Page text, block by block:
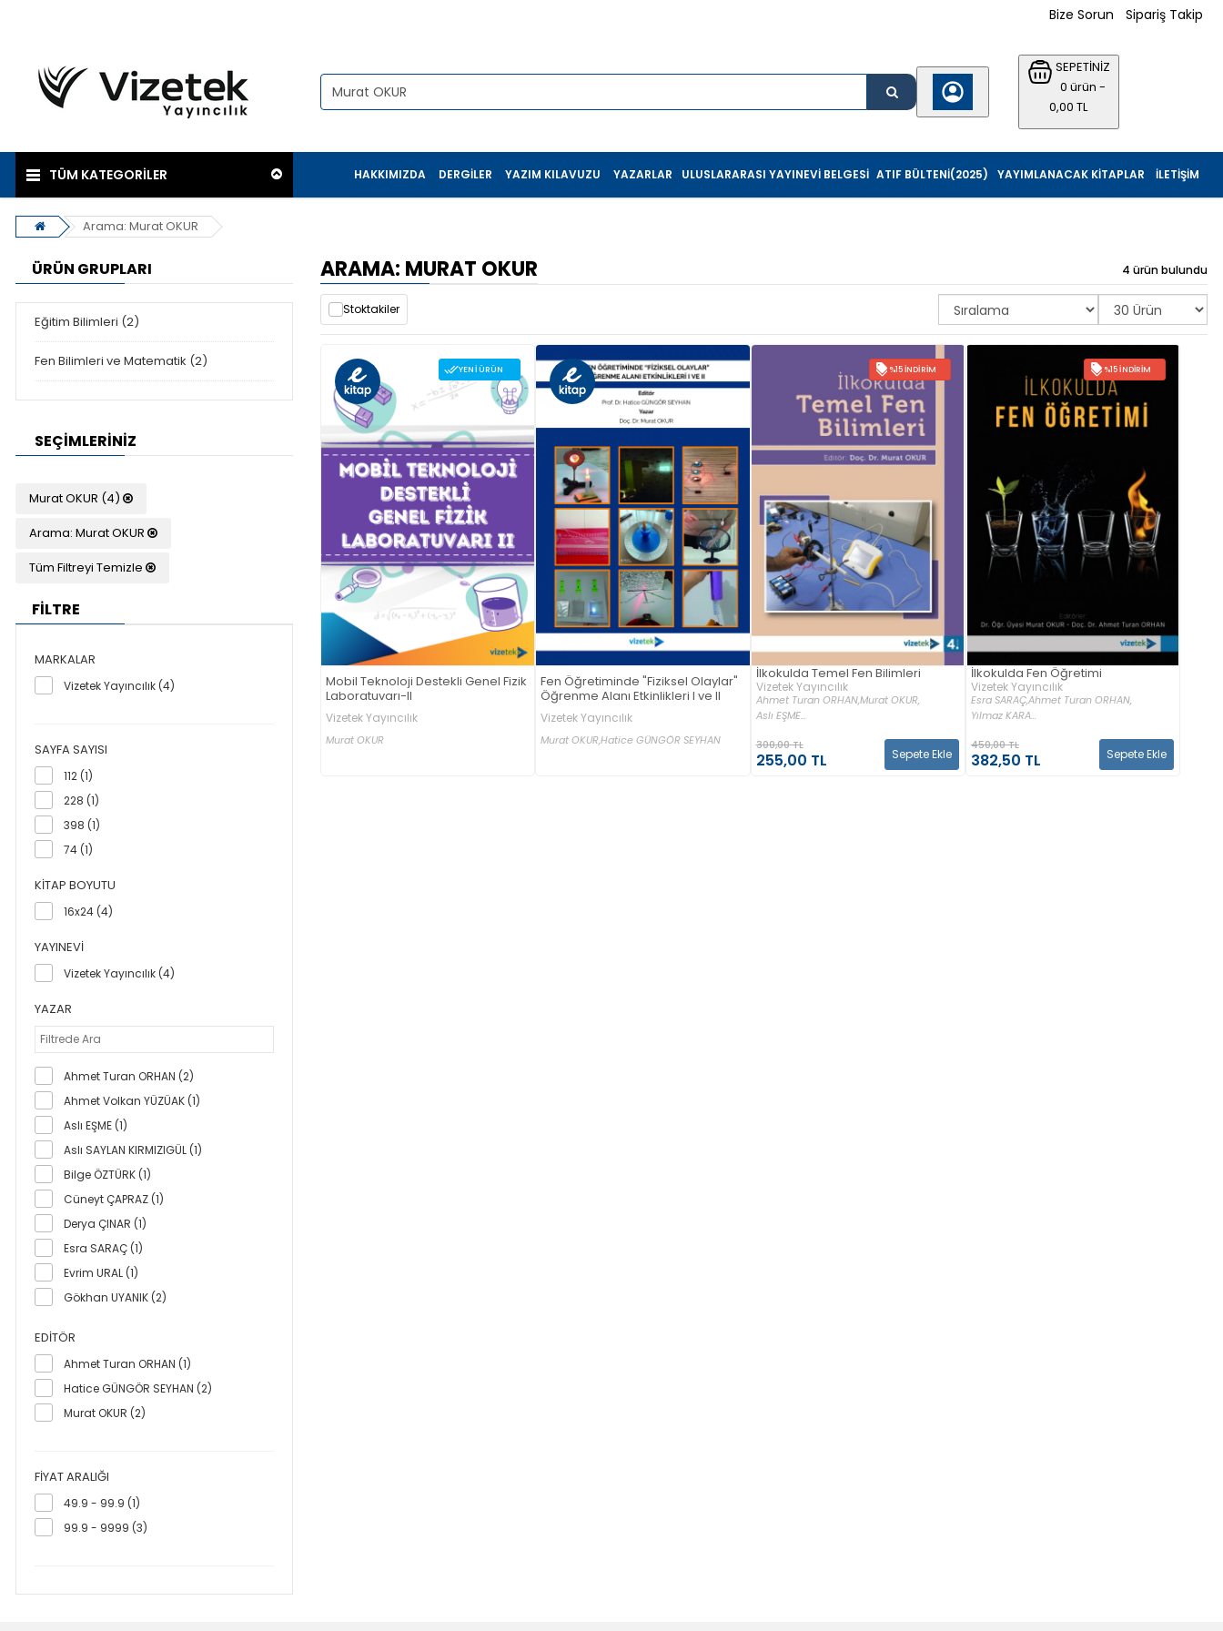
Bize Sorun Sipariş Takip
SEPETİNİZ
0 ürün -
0,00 TL
TÜM KATEGORİLER İLETIŞIM
YAYIMLANACAK KITAPLAR
ATIF BÜLTENI(2025)
ULUSLARARASI YAYINEVI BELGESI
YAZARLAR
YAZIM KILAVUZU
DERGILER
HAKKIMIZDA
Arama: Murat OKUR
ÜRÜN GRUPLARI
Eğitim Bilimleri (2)
Fen Bilimleri ve Matematik (2)
SEÇIMLERINIZ
Murat OKUR (4)
Arama: Murat OKUR
Tüm Filtreyi Temizle
FİLTRE
MARKALAR
Vizetek Yayıncılık (4)
SAYFA SAYISI
112 (1)
228 (1)
398 (1)
74 (1)
KITAP BOYUTU
16x24 (4)
YAYINEVI
Vizetek Yayıncılık (4)
YAZAR
Ahmet Turan ORHAN (2)
Ahmet Volkan YÜZÜAK (1)
Aslı EŞME (1)
Aslı SAYLAN KIRMIZIGÜL (1)
Bilge ÖZTÜRK (1)
Cüneyt ÇAPRAZ (1)
Derya ÇINAR (1)
Esra SARAÇ (1)
Evrim URAL (1)
Gökhan UYANIK (2)
Hatice GÜNGÖR SEYHAN (1)
Muhammet ÖZDEMİR (2)
Murat OKUR (4)
Mustafa ÇEVİK (1)
Nazlı BARIŞ (1)
Pınar URAL KELEŞ (1)
Şafak ULUÇINAR SAĞIR (1)
EDITÖR
Ahmet Turan ORHAN (1)
Hatice GÜNGÖR SEYHAN (2)
Murat OKUR (2)
FIYAT ARALIĞI
49.9 - 99.9 (1)
99.9 - 9999 (3)
ARAMA: MURAT OKUR 4 ürün bulundu
Stoktakiler
YENI ÜRÜN
Mobil Teknoloji Destekli Genel Fizik
Laboratuvarı-II
Vizetek Yayıncılık
Murat OKUR
Fen Öğretiminde "Fiziksel Olaylar"
Öğrenme Alanı Etkinlikleri I ve II
Vizetek Yayıncılık
Murat OKUR,Hatice GÜNGÖR SEYHAN
%15 İNDIRIM
İlkokulda Temel Fen Bilimleri
Vizetek Yayıncılık
Ahmet Turan ORHAN,Murat OKUR,
Aslı EŞME...
300,00 TL
255,00 TL Sepete Ekle
%15 İNDIRIM
İlkokulda Fen Öğretimi
Vizetek Yayıncılık
Esra SARAÇ,Ahmet Turan ORHAN,
Yılmaz KARA...
450,00 TL
382,50 TL Sepete Ekle